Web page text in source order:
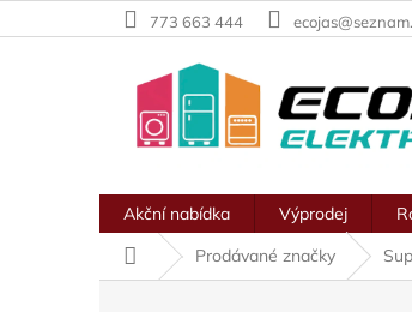
na
773 663 444
Akční nabídka Výprodej
Domů
Prodávané značky